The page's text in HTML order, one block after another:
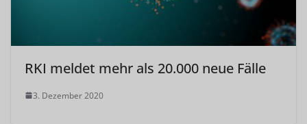
RKI meldet mehr als 20.000 neue Fälle
3. Dezember 2020